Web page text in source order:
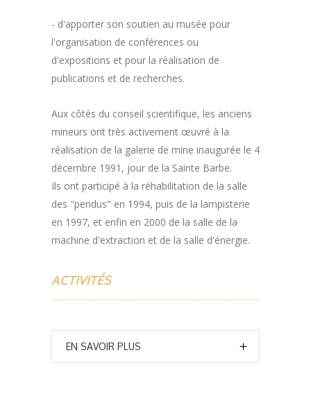
- d'apporter son soutien au musée pour
l'organisation de conférences ou
d'expositions et pour la réalisation de
publications et de recherches.
Aux côtés du conseil scientifique, les anciens
mineurs ont très activement œuvré à la
réalisation de la galerie de mine inaugurée le 4
décembre 1991, jour de la Sainte Barbe.
Ils ont participé à la réhabilitation de la salle
des "pendus" en 1994, puis de la lampisterie
en 1997, et enfin en 2000 de la salle de la
machine d'extraction et de la salle d'énergie.
ACTIVITÉS
EN SAVOIR PLUS